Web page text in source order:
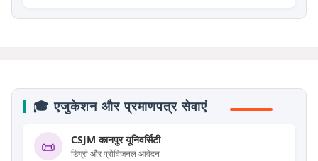
🎓 एजुकेशन और प्रमाणपत्र सेवाएं
📜 CSJM कानपुर यूनिवर्सिटी
डिग्री और प्रोविजनल आवेदन